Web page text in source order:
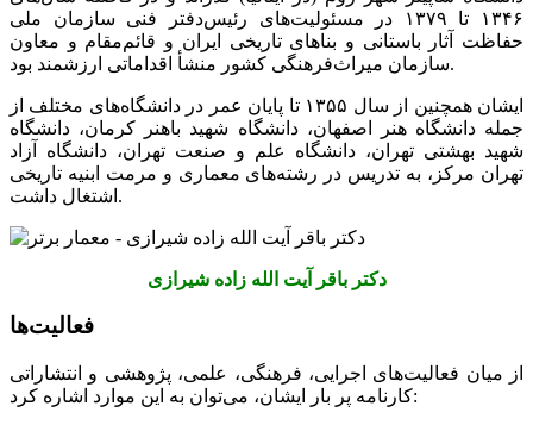
۱۳۴۶ تا ۱۳۷۹ در مسئولیت‌های رئیس‌دفتر فنی سازمان ملی
حفاظت آثار باستانی و بناهای تاریخی ایران و قائم‌مقام و معاون
سازمان میراث‌فرهنگی کشور منشأ اقداماتی ارزشمند بود.
ایشان همچنین از سال ۱۳۵۵ تا پایان عمر در دانشگاه‌های مختلف از
جمله دانشگاه هنر اصفهان، دانشگاه شهید باهنر کرمان، دانشگاه
شهید بهشتی تهران، دانشگاه علم و صنعت تهران، دانشگاه آزاد
تهران مرکز، به تدریس در رشته‌های معماری و مرمت ابنیه تاریخی
اشتغال داشت.
دکتر باقر آیت الله زاده شیرازی
فعالیت‌ها
از میان فعالیت‌های اجرایی، فرهنگی، علمی، پژوهشی و انتشاراتی
کارنامه پر بار ایشان، می‌توان به این موارد اشاره کرد: